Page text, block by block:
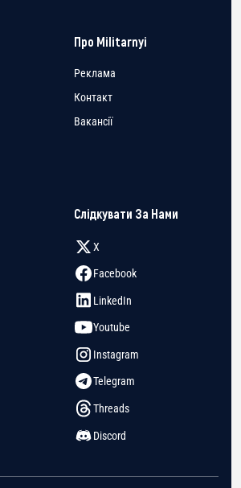
Про Militarnyi
Реклама
Контакт
Вакансії
Слідкувати За Нами
X
Facebook
LinkedIn
Youtube
Instagram
Telegram
Threads
Discord